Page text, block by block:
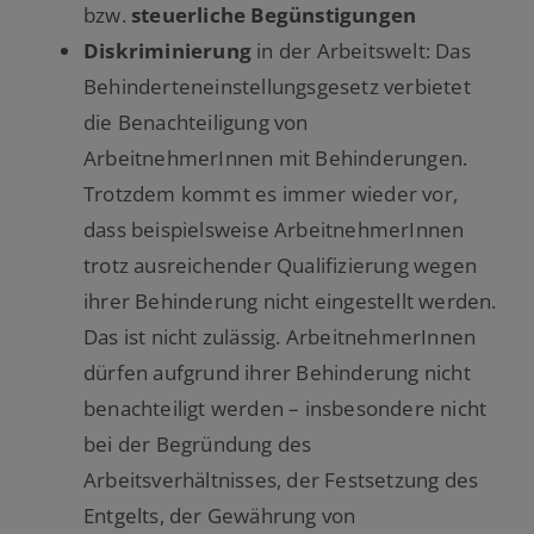
bzw. steuerliche Begünstigungen
Diskriminierungin der Arbeitswelt: Das
Behinderteneinstellungsgesetz verbietet
die Benachteiligung von
ArbeitnehmerInnen mit Behinderungen.
Trotzdem kommt es immer wieder vor,
dass beispielsweise ArbeitnehmerInnen
trotz ausreichender Qualifizierung wegen
ihrer Behinderung nicht eingestellt werden.
Das ist nicht zulässig. ArbeitnehmerInnen
dürfen aufgrund ihrer Behinderung nicht
benachteiligt werden – insbesondere nicht
bei der Begründung des
Arbeitsverhältnisses, der Festsetzung des
Entgelts, der Gewährung von